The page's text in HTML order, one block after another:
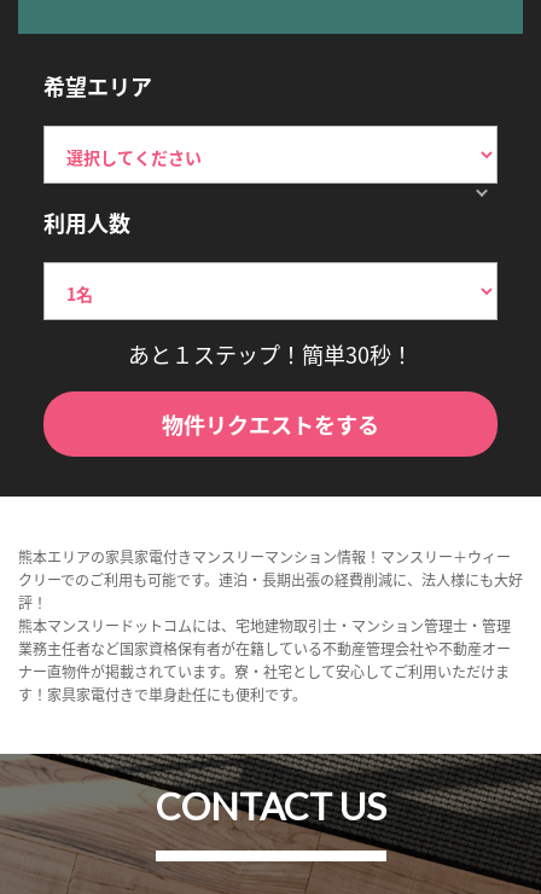
希望エリア
利用人数
あと１ステップ！簡単30秒！
物件リクエストをする
熊本エリアの家具家電付きマンスリーマンション情報！マンスリー＋ウィー
クリーでのご利用も可能です。連泊・長期出張の経費削減に、法人様にも大好
評！
熊本マンスリードットコムには、宅地建物取引士・マンション管理士・管理
業務主任者など国家資格保有者が在籍している不動産管理会社や不動産オー
ナー直物件が掲載されています。寮・社宅として安心してご利用いただけま
す！家具家電付きで単身赴任にも便利です。
CONTACT US